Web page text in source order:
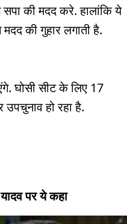
की मदद करे. हालांकि ये
की गुहार लगाती है.
घोसी सीट के लिए 17
हो रहा है.
पर ये कहा